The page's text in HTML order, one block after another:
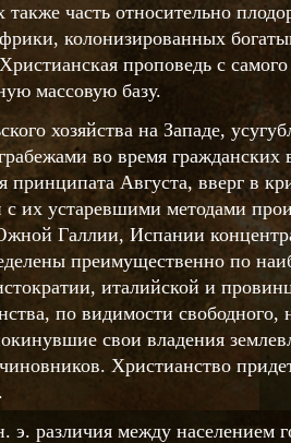
часть относительно
колонизированных
проповедь с
массовую базу.
хозяйства на Западе,
во время
принципата Августа, вверг в
их устаревшими методами
Галлии, Испании
преимущественно по
италийской и
по видимости свободного,
свои владения
Христианство
различия между населением